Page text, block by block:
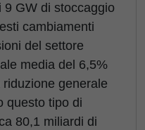
GW di stoccaggio
cambiamenti
del settore
media del 6,5%
riduzione generale
questo tipo di
80,1 miliardi di